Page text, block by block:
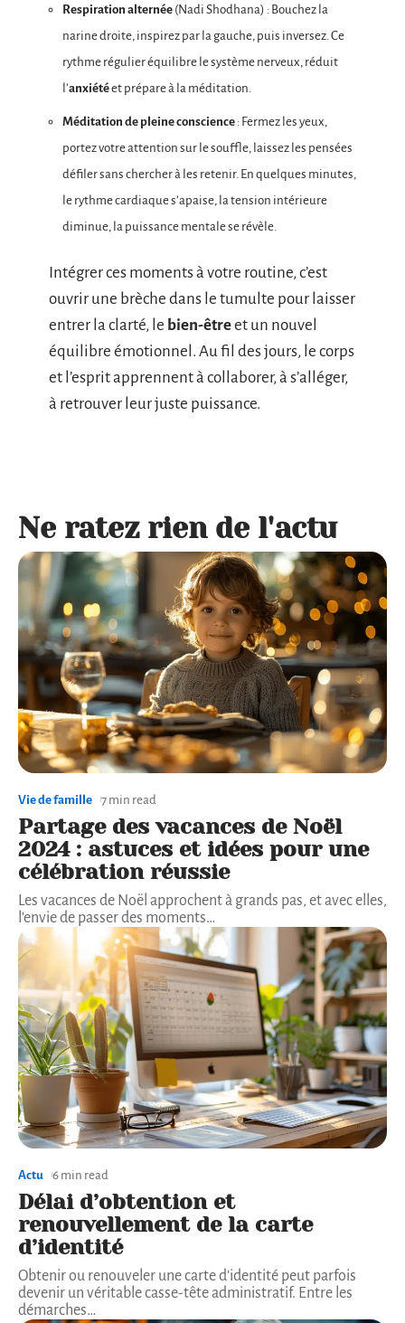
Respiration alternée (Nadi Shodhana) : Bouchez la
narine droite, inspirez par la gauche, puis inversez. Ce
rythme régulier équilibre le système nerveux, réduit
l’anxiétéet prépare à la méditation.
Méditation de pleine conscience : Fermez les yeux,
portez votre attention sur le souffle, laissez les pensées
défiler sans chercher à les retenir. En quelques minutes,
le rythme cardiaque s’apaise, la tension intérieure
diminue, la puissance mentale se révèle.
Intégrer ces moments à votre routine, c’est
ouvrir une brèche dans le tumulte pour laisser
entrer la clarté, le bien-êtreet un nouvel
équilibre émotionnel. Au fil des jours, le corps
et l’esprit apprennent à collaborer, à s’alléger,
à retrouver leur juste puissance.
Ne ratez rien de l'actu
Vie de famille 7 min read
Partage des vacances de Noël
2024 : astuces et idées pour une
célébration réussie
Les vacances de Noël approchent à grands pas, et avec elles,
l'envie de passer des moments…
Actu 6 min read
Délai d’obtention et
renouvellement de la carte
d’identité
Obtenir ou renouveler une carte d'identité peut parfois
devenir un véritable casse-tête administratif. Entre les
démarches…